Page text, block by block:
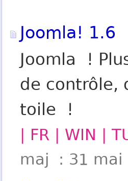
Joomla! 1.6
Joomla !
de contrôle,
toile !
| FR | WIN |
maj : 31 mai